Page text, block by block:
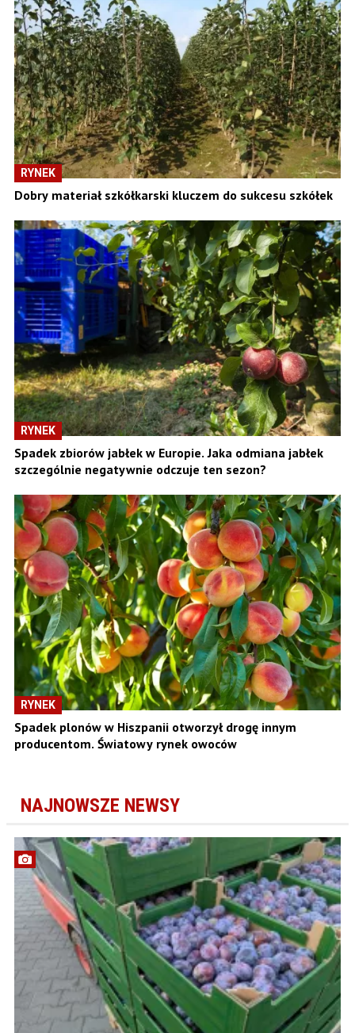
RYNEK
Dobry materiał szkółkarski kluczem do sukcesu szkółek
RYNEK
Spadek zbiorów jabłek w Europie. Jaka odmiana jabłek
szczególnie negatywnie odczuje ten sezon?
RYNEK
Spadek plonów w Hiszpanii otworzył drogę innym
producentom. Światowy rynek owoców
NAJNOWSZE NEWSY